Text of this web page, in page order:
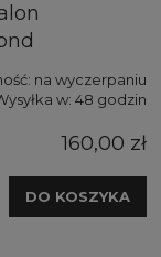
na wyczerpaniu
w: 48 godzin
160,00 zł
DO KOSZYKA